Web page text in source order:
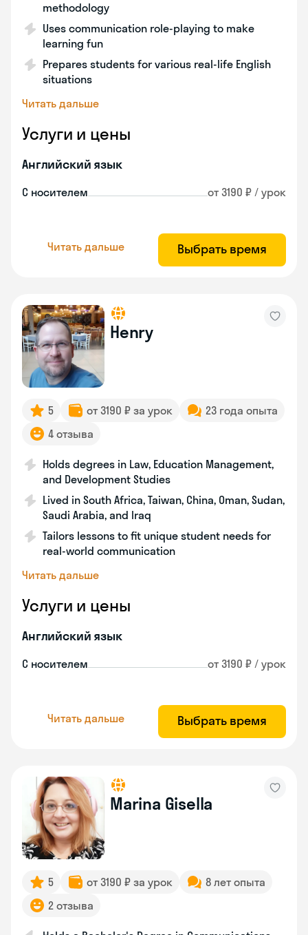
methodology
Uses communication role-playing to make
learning fun
Prepares students for various real-life English
situations
Читать дальше
Услуги и цены
Английский язык
С носителем от 3190 ₽ / урок
Читать дальше Выбрать время
Henry
5 от 3190 ₽ за урок
23 года опыта
4 отзыва
Holds degrees in Law, Education Management,
and Development Studies
Lived in South Africa, Taiwan, China, Oman, Sudan,
Saudi Arabia, and Iraq
Tailors lessons to fit unique student needs for
real-world communication
Читать дальше
Услуги и цены
Английский язык
С носителем от 3190 ₽ / урок
Читать дальше Выбрать время
Marina Gisella
5 от 3190 ₽ за урок
8 лет опыта
2 отзыва